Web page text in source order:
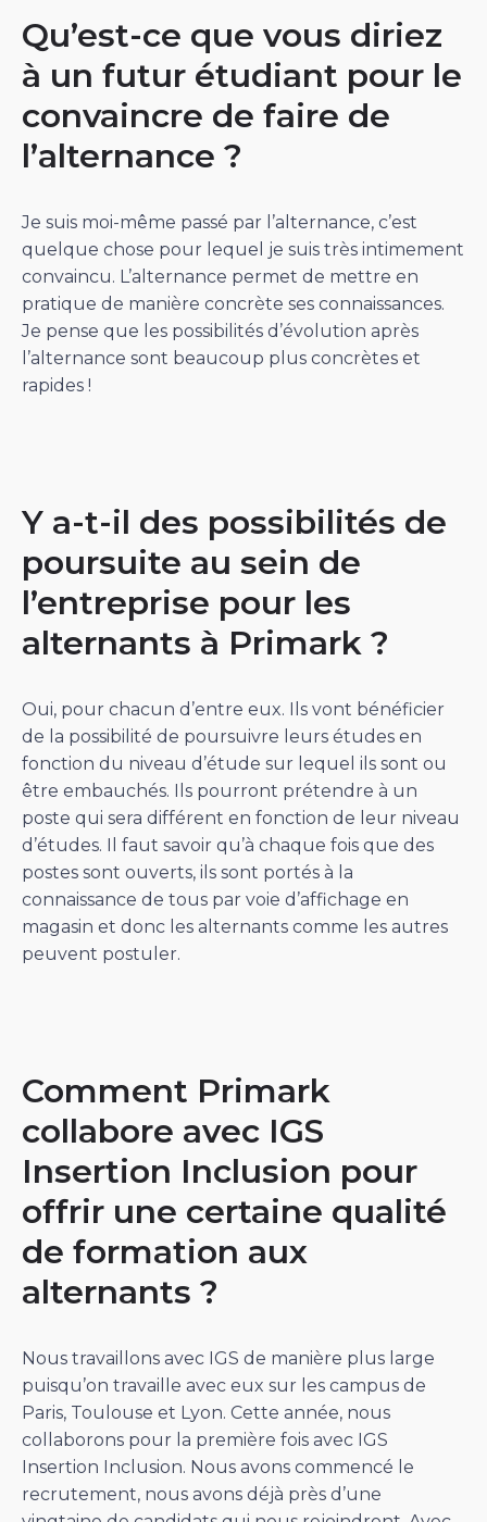
Qu’est-ce que vous diriez
à un futur étudiant pour le
convaincre de faire de
l’alternance ?
Je suis moi-même passé par l’alternance, c’est
quelque chose pour lequel je suis très intimement
convaincu. L’alternance permet de mettre en
pratique de manière concrète ses connaissances.
Je pense que les possibilités d’évolution après
l’alternance sont beaucoup plus concrètes et
rapides !
Y a-t-il des possibilités de
poursuite au sein de
l’entreprise pour les
alternants à Primark ?
Oui, pour chacun d’entre eux. Ils vont bénéficier
de la possibilité de poursuivre leurs études en
fonction du niveau d’étude sur lequel ils sont ou
être embauchés. Ils pourront prétendre à un
poste qui sera différent en fonction de leur niveau
d’études. Il faut savoir qu’à chaque fois que des
postes sont ouverts, ils sont portés à la
connaissance de tous par voie d’affichage en
magasin et donc les alternants comme les autres
peuvent postuler.
Comment Primark
collabore avec IGS
Insertion Inclusion pour
offrir une certaine qualité
de formation aux
alternants ?
Nous travaillons avec IGS de manière plus large
puisqu’on travaille avec eux sur les campus de
Paris, Toulouse et Lyon. Cette année, nous
collaborons pour la première fois avec IGS
Insertion Inclusion. Nous avons commencé le
recrutement, nous avons déjà près d’une